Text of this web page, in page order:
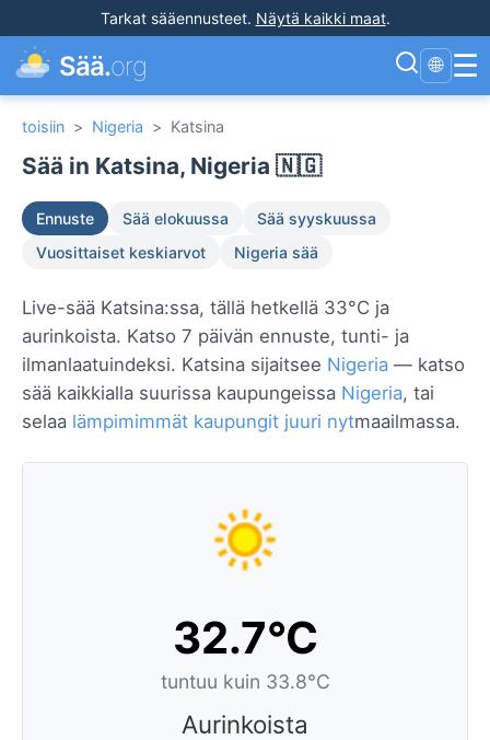
Tarkat sääennusteet. Näytä kaikki maat.
Sää.org 🌐 ☰
toisiin > Nigeria > Katsina
Sää in Katsina, Nigeria 🇳🇬
Ennuste Sää elokuussa
Sää syyskuussa
Vuosittaiset keskiarvot
Nigeria sää
Live-sää Katsina:ssa, tällä hetkellä 33°C ja
aurinkoista. Katso 7 päivän ennuste, tunti- ja
ilmanlaatuindeksi. Katsina sijaitsee Nigeria — katso
sää kaikkialla suurissa kaupungeissa Nigeria, tai
selaa lämpimimmät kaupungit juuri nytmaailmassa.
32.7°C
tuntuu kuin 33.8°C
Aurinkoista